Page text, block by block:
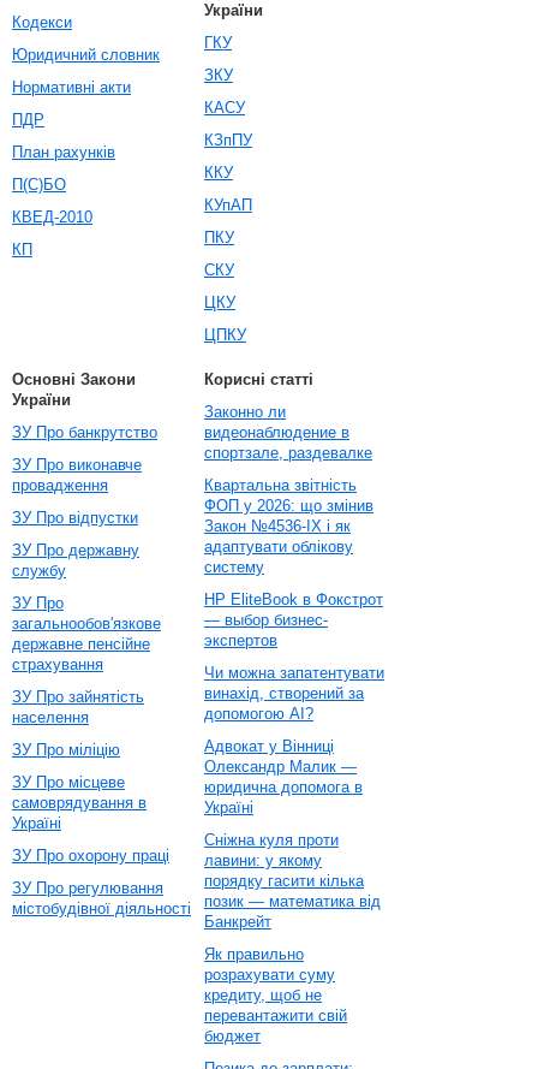
Кодекси
Юридичний словник
Нормативні акти
ПДР
План рахунків
П(С)БО
КВЕД-2010
КП
України
ГКУ
ЗКУ
КАСУ
КЗпПУ
ККУ
КУпАП
ПКУ
СКУ
ЦКУ
ЦПКУ
Основні Закони
України
ЗУ Про банкрутство
ЗУ Про виконавче
провадження
ЗУ Про відпустки
ЗУ Про державну
службу
ЗУ Про
загальнообов'язкове
державне пенсійне
страхування
ЗУ Про зайнятість
населення
ЗУ Про міліцію
ЗУ Про місцеве
самоврядування в
Україні
ЗУ Про охорону праці
ЗУ Про регулювання
містобудівної діяльності
Корисні статті
Законно ли
видеонаблюдение в
спортзале, раздевалке
Квартальна звітність
ФОП у 2026: що змінив
Закон №4536-IX і як
адаптувати облікову
систему
HP EliteBook в Фокстрот
— выбор бизнес-
экспертов
Чи можна запатентувати
винахід, створений за
допомогою AI?
Адвокат у Вінниці
Олександр Малик —
юридична допомога в
Україні
Сніжна куля проти
лавини: у якому
порядку гасити кілька
позик — математика від
Банкрейт
Як правильно
розрахувати суму
кредиту, щоб не
перевантажити свій
бюджет